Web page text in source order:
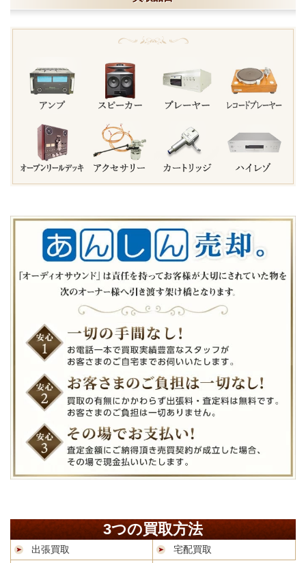
3つの買取方法
出張買取
宅配買取